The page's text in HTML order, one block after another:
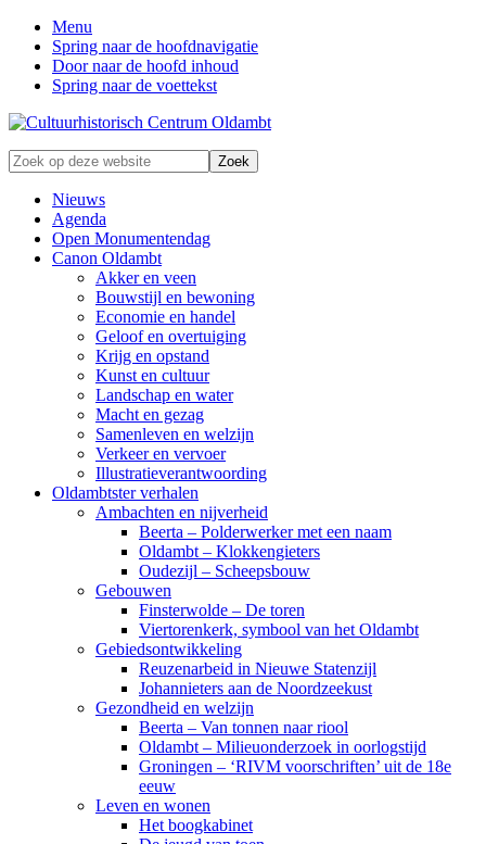
Menu
Spring naar de hoofdnavigatie
Door naar de hoofd inhoud
Spring naar de voettekst
Zonder
verleden
geen
toekomst
Zoek
op
deze
website
Nieuws
Agenda
Open Monumentendag
Canon Oldambt
Akker en veen
Bouwstijl en bewoning
Economie en handel
Geloof en overtuiging
Krijg en opstand
Kunst en cultuur
Landschap en water
Macht en gezag
Samenleven en welzijn
Verkeer en vervoer
Illustratieverantwoording
Oldambtster verhalen
Ambachten en nijverheid
Beerta – Polderwerker met een naam
Oldambt – Klokkengieters
Oudezijl – Scheepsbouw
Gebouwen
Finsterwolde – De toren
Viertorenkerk, symbool van het Oldambt
Gebiedsontwikkeling
Reuzenarbeid in Nieuwe Statenzijl
Johannieters aan de Noordzeekust
Gezondheid en welzijn
Beerta – Van tonnen naar riool
Oldambt – Milieuonderzoek in oorlogstijd
Groningen – ‘RIVM voorschriften’ uit de 18e
eeuw
Leven en wonen
Het boogkabinet